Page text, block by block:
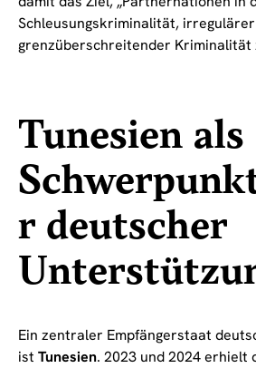
Schleusungskriminalität,
grenzüberschreitender Kriminalität
Tunesien als
r deutscher
Ein zentraler Empfängerstaat
ist Tunesien. 2023 und 2024 erhielt